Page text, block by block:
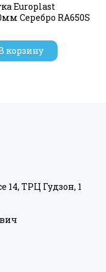
Europlast
Серебро RA650S
корзину
14, ТРЦ Гудзон, 1